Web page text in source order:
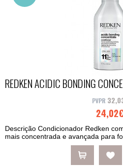
REDKEN ACIDIC BONDING
300ML
Descrição Condicionador Redken
mais concentrada e avançada para